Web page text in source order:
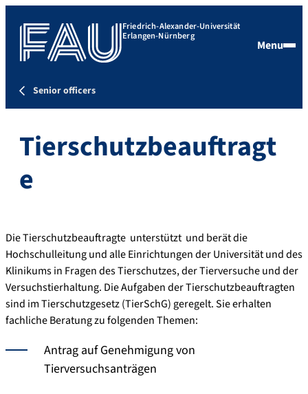
Friedrich-Alexander-Universität
Erlangen-Nürnberg
Menu
Senior officers
Tierschutzbeauftragt
e
Die Tierschutzbeauftragte unterstützt und berät die
Hochschulleitung und alle Einrichtungen der Universität und des
Klinikums in Fragen des Tierschutzes, der Tierversuche und der
Versuchstierhaltung. Die Aufgaben der Tierschutzbeauftragten
sind im Tierschutzgesetz (TierSchG) geregelt. Sie erhalten
fachliche Beratung zu folgenden Themen:
Antrag auf Genehmigung von
Tierversuchsanträgen